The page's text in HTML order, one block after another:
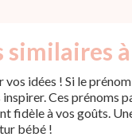
idées ! Si le
Ces prénoms
fidèle à vos goûts.
bébé !